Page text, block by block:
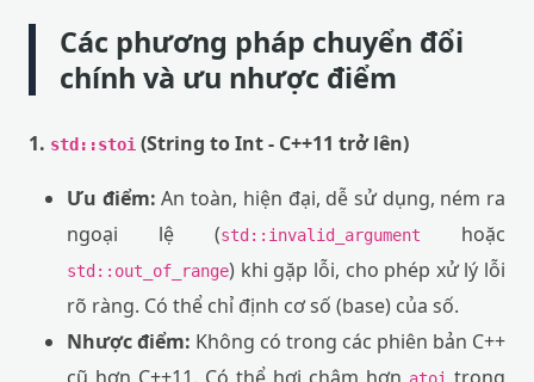
Các phương pháp chuyển đổi
chính và ưu nhược điểm
1. std::stoi (String to Int - C++11 trở lên)
Ưu điểm: An toàn, hiện đại, dễ sử dụng, ném ra
ngoại lệ (std::invalid_argument hoặc
std::out_of_range) khi gặp lỗi, cho phép xử lý lỗi
rõ ràng. Có thể chỉ định cơ số (base) của số.
Nhược điểm: Không có trong các phiên bản C++